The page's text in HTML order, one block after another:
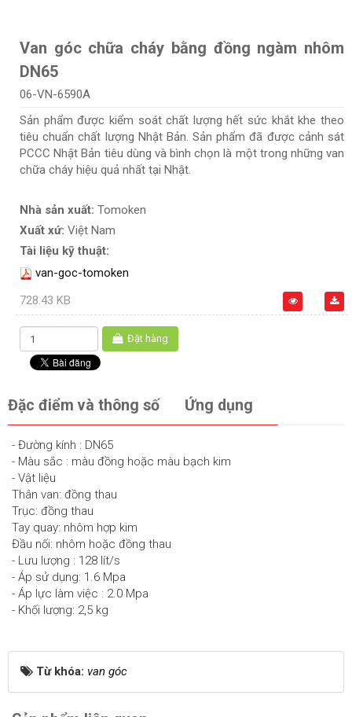
Van góc chữa cháy bằng đồng ngàm nhôm
DN65
06-VN-6590A
Sản phẩm được kiểm soát chất lượng hết sức khắt khe theo
tiêu chuẩn chất lượng Nhật Bản. Sản phẩm đã được cảnh sát
PCCC Nhật Bản tiêu dùng và bình chọn là một trong những van
chữa cháy hiệu quả nhất tại Nhật.
Nhà sản xuất: Tomoken
Xuất xứ: Việt Nam
Tài liệu kỹ thuật:
van-goc-tomoken
728.43 KB
Đặt hàng
Đặc điểm và thông số Ứng dụng
- Đường kính : DN65
- Màu sắc : màu đồng hoặc màu bạch kim
- Vật liệu
Thân van: đồng thau
Trục: đồng thau
Tay quay: nhôm hợp kim
Đầu nối: nhôm hoặc đồng thau
- Lưu lượng : 128 lít/s
- Áp sử dụng: 1.6 Mpa
- Áp lực làm việc : 2.0 Mpa
- Khối lượng: 2,5 kg
Từ khóa: van góc